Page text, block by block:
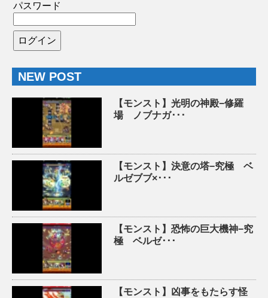
パスワード
NEW POST
【モンスト】光明の神殿−修羅
場 ノブナガ･･･
【モンスト】決意の塔−究極 ベ
ルゼブブ×･･･
【モンスト】恐怖の巨大機神−究
極 ベルゼ･･･
【モンスト】凶事をもたらす怪